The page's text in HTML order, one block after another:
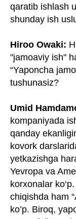
qaratib ishlash
shunday ish
Hiroo Owaki:
"jamoaviy ish"
“Yaponcha
tushunasiz?
Umid
kompaniyada
qanday
kovork
yetkazishga
Yevropa va
korxonalar
chiqishda ham
ko’p. Biroq,